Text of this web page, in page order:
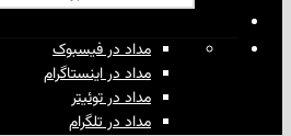
مداد در فیسبوک
مداد در اینستاگرام
مداد در توئیتر
مداد در تلگرام